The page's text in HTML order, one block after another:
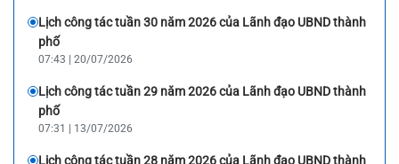
Lịch công tác tuần 30 năm 2026 của Lãnh đạo UBND thành
phố
07:43 | 20/07/2026
Lịch công tác tuần 29 năm 2026 của Lãnh đạo UBND thành
phố
07:31 | 13/07/2026
Lịch công tác tuần 28 năm 2026 của Lãnh đạo UBND thành